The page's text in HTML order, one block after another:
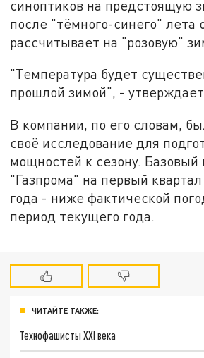
синоптиков на предстоящую
после "тёмного-синего" лета
рассчитывает на "розовую"
"Температура будет
прошлой зимой", -
В компании, по его словам,
своё исследование для
мощностей к сезону. Базовый
"Газпрома" на первый
года - ниже фактической
период текущего года.
ЧИТАЙТЕ ТАКЖЕ:
Технофашисты XXI века